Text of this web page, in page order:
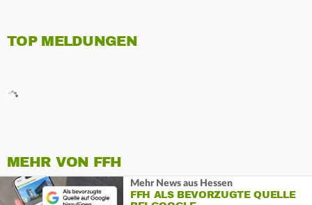
TOP MELDUNGEN
MEHR VON FFH
Mehr News aus Hessen
FFH ALS BEVORZUGTE QUELLE